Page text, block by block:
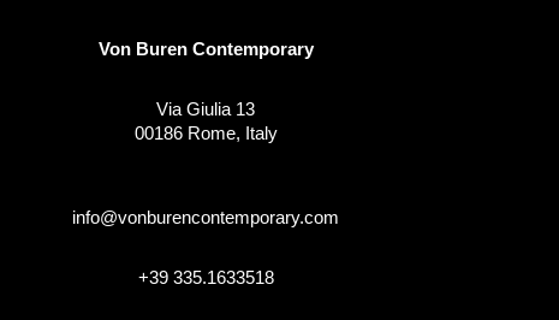
Von Buren Contemporary
Via Giulia 13
00186 Rome, Italy
info@vonburencontemporary.com
+39 335.1633518